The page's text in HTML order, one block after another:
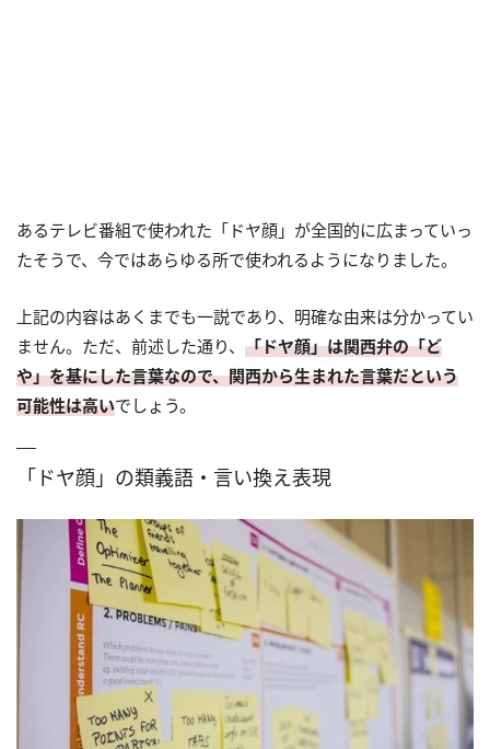
あるテレビ番組で使われた「ドヤ顔」が全国的に広まっていっ
たそうで、今ではあらゆる所で使われるようになりました。
上記の内容はあくまでも一説であり、明確な由来は分かってい
ません。ただ、前述した通り、 「ドヤ顔」は関西弁の「ど
や」を基にした言葉なので、関西から生まれた言葉だという
可能性は高いでしょう。
「ドヤ顔」の類義語・言い換え表現